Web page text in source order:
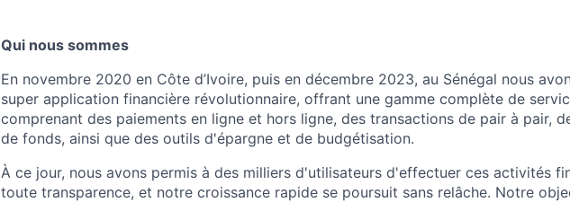
Qui nous sommes
En novembre 2020 en Côte d’Ivoire, puis en décembre 2023, au Sénégal nous
super application financière révolutionnaire, offrant une gamme complète de
comprenant des paiements en ligne et hors ligne, des transactions de pair à pair,
de fonds, ainsi que des outils d'épargne et de budgétisation.
À ce jour, nous avons permis à des milliers d'utilisateurs d'effectuer ces activités
toute transparence, et notre croissance rapide se poursuit sans relâche. Notre